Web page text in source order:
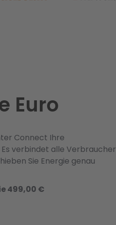
Euro
Connect Ihre
verbindet alle Verbraucher
Sie Energie genau
499,00 €